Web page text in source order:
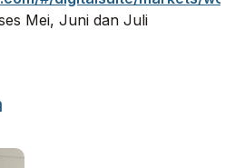
Mei, Juni dan Juli